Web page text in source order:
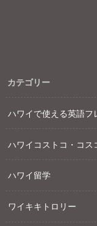
カテゴリー
ハワイで使える英語フ
ハワイコストコ・コス
ハワイ留学
ワイキキトロリー